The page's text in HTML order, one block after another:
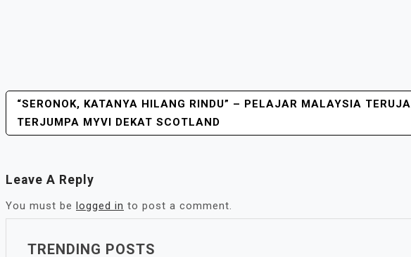
POST
NAVIGATION
“SERONOK, KATANYA HILANG RINDU” – PELAJAR MALAYSIA TERUJA
TERJUMPA MYVI DEKAT SCOTLAND
Leave A Reply
You must be logged in to post a comment.
TRENDING POSTS